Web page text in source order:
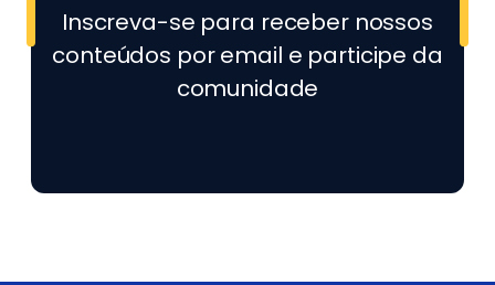
Inscreva-se para receber nossos
conteúdos por email e participe da
comunidade